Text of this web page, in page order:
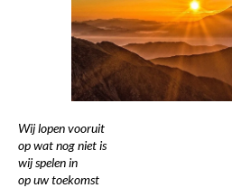
Wij lopen vooruit
op wat nog niet is
wij spelen in
op uw toekomst